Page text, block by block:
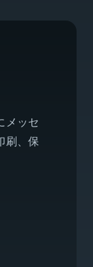
メッセ
刷、保